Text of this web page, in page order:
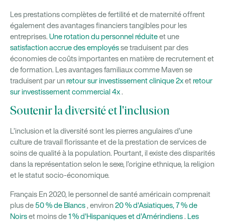
Les prestations complètes de fertilité et de maternité offrent
également des avantages financiers tangibles pour les
entreprises. Une rotation du personnel réduiteet une
satisfaction accrue des employésse traduisent par des
économies de coûts importantes en matière de recrutement et
de formation. Les avantages familiaux comme Maven se
traduisent par unretour sur investissement clinique 2xetretour
sur investissement commercial 4x.
Soutenir la diversité et l'inclusion
L’inclusion et la diversité sont les pierres angulaires d’une
culture de travail florissante et de la prestation de services de
soins de qualité à la population. Pourtant, il existe des disparités
dans la représentation selon le sexe, l’origine ethnique, la religion
et le statut socio-économique.
Français En 2020, le personnel de santé américain comprenait
plus de50 % de Blancs, environ20 % d'Asiatiques, 7 % de
Noirset moins de1 % d'Hispaniques et d'Amérindiens. Les